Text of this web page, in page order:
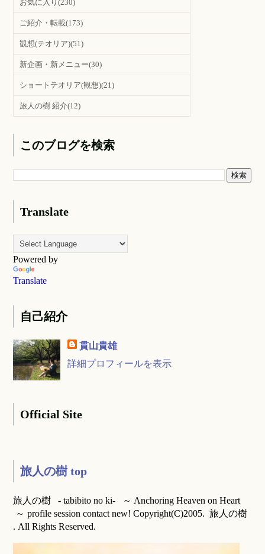
お気に入り(230)
ご紹介・転載(173)
観想(テオリア)(51)
新企画・新メニュー(30)
ショートテオリア(観想)(21)
旅人の樹 紹介(12)
このブログを検索
Translate
Powered by
Translate
自己紹介
貫山貴雄
詳細プロフィールを表示
Official Site
旅人の樹 top
旅人の樹 - tabibito no ki- ～ Anchoring Heaven on Heart
～ profile session contact new! Copyright(C)2005. 旅人の樹
. All Rights Reserved.